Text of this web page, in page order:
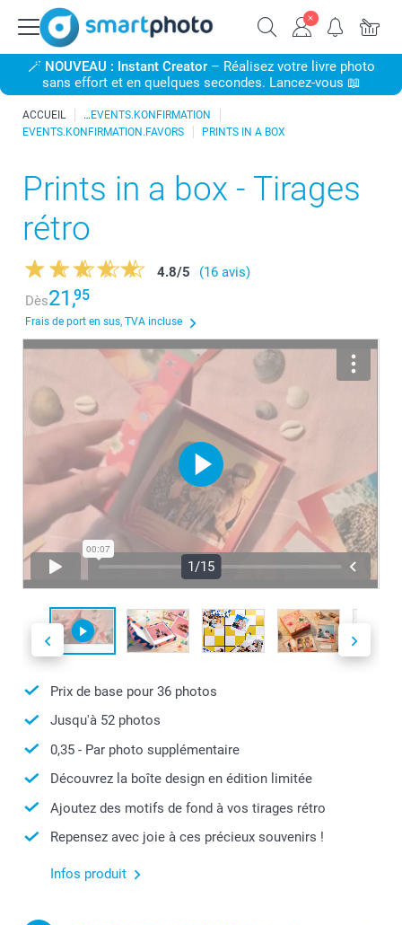
🪄 NOUVEAU : Instant Creator– Réalisez votre livre photo
sans effort et en quelques secondes. Lancez-vous 📖
ACCUEIL
EVENTS.KONFIRMATION
EVENTS.KONFIRMATION.FAVORS
PRINTS IN A BOX
Prints in a box - Tirages
rétro
4.8/5
(16 avis)
Dès21,95
Frais de port en sus, TVA incluse
1/15
Prix de base pour 36 photos
Jusqu'à 52 photos
0,35 - Par photo supplémentaire
Découvrez la boîte design en édition limitée
Ajoutez des motifs de fond à vos tirages rétro
Repensez avec joie à ces précieux souvenirs !
Infos produit